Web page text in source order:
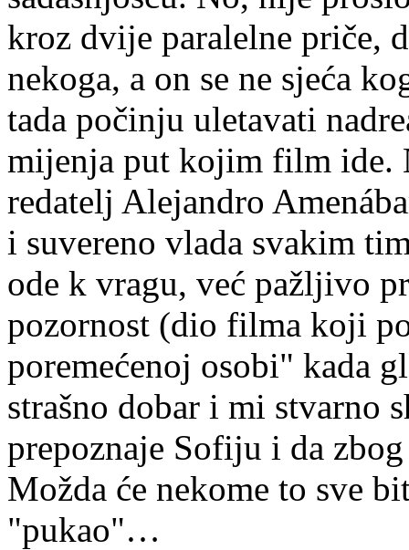
kroz dvije paralelne priče,
nekoga, a on se ne sjeća
tada počinju uletavati
mijenja put kojim film ide.
redatelj Alejandro
i suvereno vlada svakim
ode k vragu, već pažljivo
pozornost (dio filma koji
poremećenoj osobi" kada
strašno dobar i mi stvarno
prepoznaje Sofiju i da
Možda će nekome to sve
"pukao"…